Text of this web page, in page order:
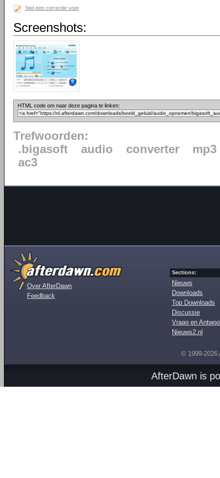
Stel een correctie voor
Screenshots:
HTML code om naar deze pagina te linken:
Trefwoorden:
.bigasoft
audio converter
mp3
ac3
Over AfterDawn
Feedback
Sections:
Nieuws
Downloads
Top Downloads
Discussie
Vraag en
Nieuws2.nl
© 1999-2026
AfterDawn is